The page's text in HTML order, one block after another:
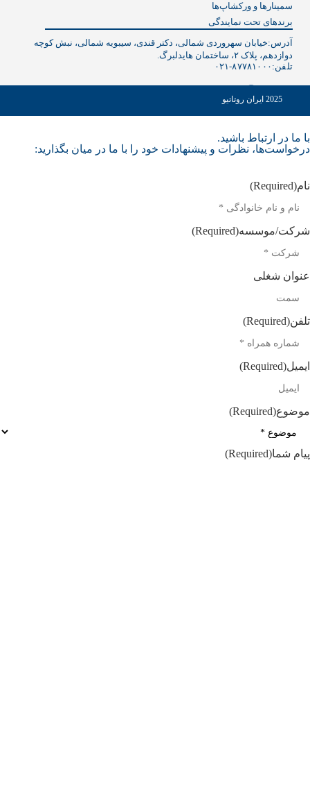
سمینارها و ورکشاپ‌ها
برندهای تحت نمایندگی
آدرس:خیابان سهروردی شمالی، دکتر قندی، سیبویه شمالی، نبش کوچه
دوازدهم، پلاک ۲، ساختمان هایدلبرگ.
تلفن: ۰۲۱-۸۷۷۸۱۰۰۰
2025 ایران روتاتیو
با ما در ارتباط باشید.
درخواست‌ها، نظرات و پیشنهادات خود را با ما در میان بگذارید:
نام(Required)
شرکت/موسسه(Required)
عنوان شغلی
تلفن(Required)
ایمیل(Required)
موضوع(Required)
پیام شما(Required)